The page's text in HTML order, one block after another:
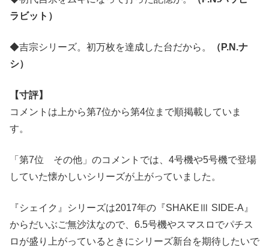
ラビット）
◆吉宗シリーズ。初万枚を達成した台だから。
（P.N.ナ
シ）
【寸評】
コメントは上から第7位から第4位まで順掲載していま
す。
「第7位 その他」のコメントでは、4号機や5号機で登場
していた懐かしいシリーズが上がっていました。
『シェイク』シリーズは2017年の『SHAKEⅢ SIDE-A』
からだいぶご無沙汰なので、6.5号機やスマスロでパチス
ロが盛り上がっているときにシリーズ新台を期待したいで